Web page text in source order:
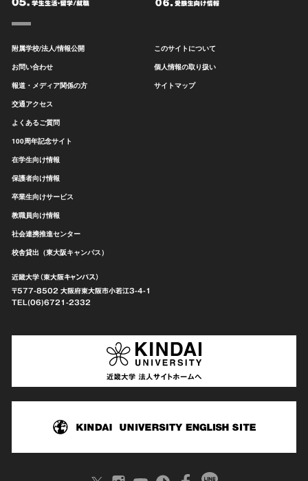
附属学校/法人/情報公開
お問い合わせ
報道・メディア関係の方
交通アクセス
よくあるご質問
100周年記念サイト
在学生向け情報
保護者向け情報
卒業生向けサービス
教職員向け情報
社会連携推進センター
校舎貸出（東大阪キャンパス）
このサイトについて
個人情報の取り扱い
サイトマップ
近畿大学（東大阪キャンパス）
〒577-8502 大阪府東大阪市小若江3-4-1
TEL(06)6721-2332